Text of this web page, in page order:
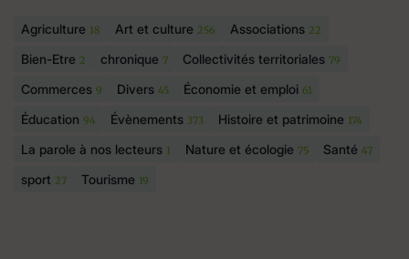
Agriculture 18 Art et culture 256 Associations 22
Bien-Etre 2 chronique 7 Collectivités territoriales 79
Commerces 9 Divers 45 Économie et emploi 61
Éducation 94 Évènements 373 Histoire et patrimoine 174
La parole à nos lecteurs 1 Nature et écologie 75 Santé 47
sport 27 Tourisme 19